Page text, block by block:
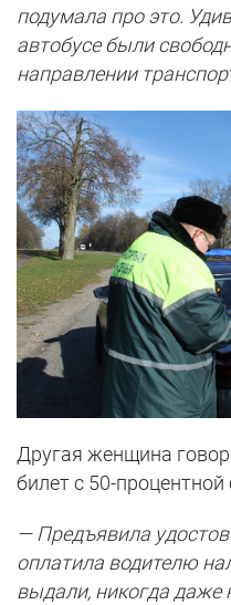
подумала про это.
автобусе были
направлении
Другая женщина
билет с 50-процентной
— Предъявила
оплатила водителю
выдали, никогда даже